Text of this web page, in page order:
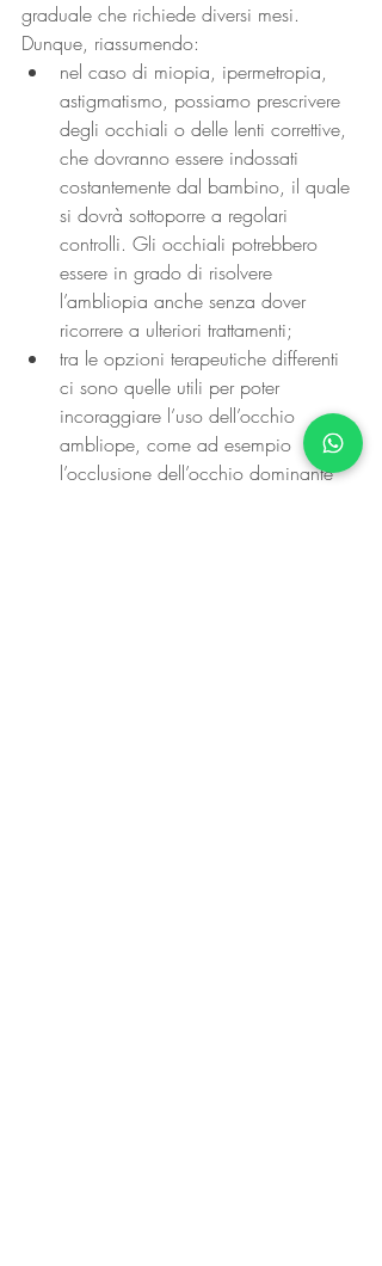
graduale che richiede diversi mesi.
Dunque, riassumendo:
nel caso di miopia, ipermetropia,
astigmatismo, possiamo prescrivere
degli occhiali o delle lenti correttive,
che dovranno essere indossati
costantemente dal bambino, il quale
si dovrà sottoporre a regolari
controlli. Gli occhiali potrebbero
essere in grado di risolvere
l’ambliopia anche senza dover
ricorrere a ulteriori trattamenti;
tra le opzioni terapeutiche differenti
ci sono quelle utili per poter
incoraggiare l’uso dell’occhio
ambliope, come ad esempio
l’occlusione dell’occhio dominante